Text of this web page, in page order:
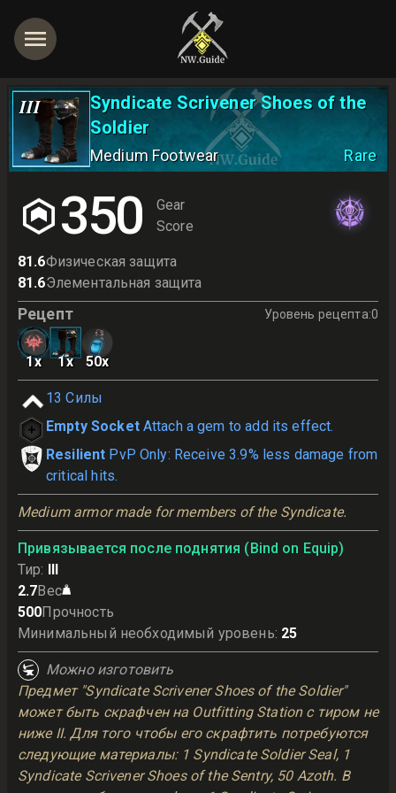
III
Syndicate Scrivener Shoes of the
Soldier
Medium Footwear Rare
350
Gear
Score
81.6Физическая защита
81.6Элементальная защита
Рецепт Уровень рецепта:0
1x 1x 50x
13 Силы
Empty Socket Attach a gem to add its effect.
Resilient PvP Only: Receive 3.9% less damage from
critical hits.
Medium armor made for members of the Syndicate.
Привязывается после поднятия (Bind on Equip)
Тир: III
2.7Вес
500Прочность
Минимальный необходимый уровень: 25
Можно изготовить
Предмет "Syndicate Scrivener Shoes of the Soldier"
может быть скрафчен на Outfitting Station с тиром не
ниже II. Для того чтобы его скрафтить потребуются
следующие материалы: 1 Syndicate Soldier Seal, 1
Syndicate Scrivener Shoes of the Sentry, 50 Azoth. В